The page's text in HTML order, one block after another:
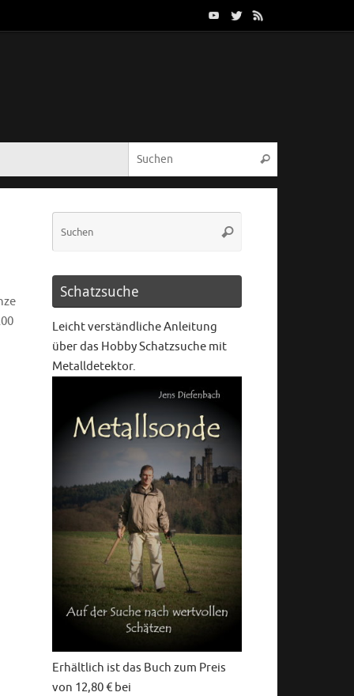
Schatzsuche
Leicht verständliche Anleitung
über das Hobby Schatzsuche mit
Metalldetektor.
Erhältlich ist das Buch zum Preis
von 12,80 € bei